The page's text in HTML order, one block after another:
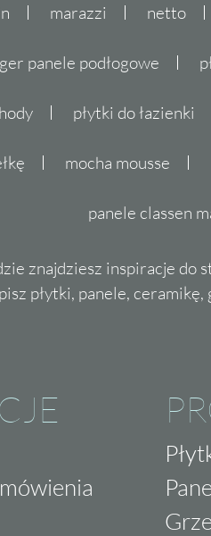
marazzi netto
panele podłogowe
płytki do łazienki
mocha mousse
panele classen
znajdziesz inspiracje do
płytki, panele,